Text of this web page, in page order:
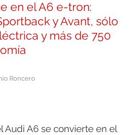
en el A6 e-tron:
y Avant, sólo
y más de 750
Roncero
Audi A6 se convierte en el